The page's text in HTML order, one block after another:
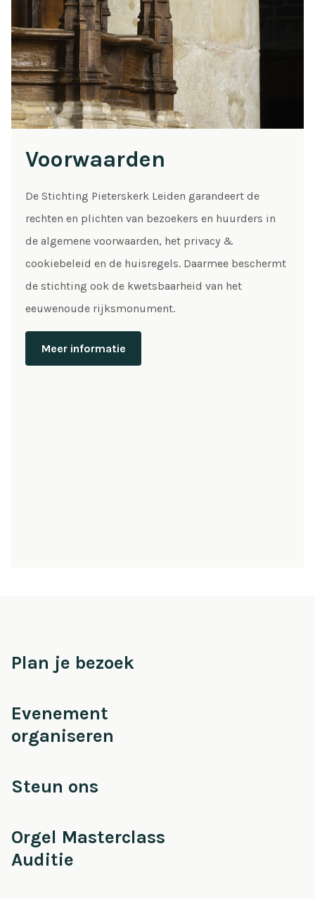
Voorwaarden
De Stichting Pieterskerk Leiden garandeert de
rechten en plichten van bezoekers en huurders in
de algemene voorwaarden, het privacy &
cookiebeleid en de huisregels. Daarmee beschermt
de stichting ook de kwetsbaarheid van het
eeuwenoude rijksmonument.
Meer informatie
Plan je bezoek
Evenement
organiseren
Steun ons
Orgel Masterclass
Auditie